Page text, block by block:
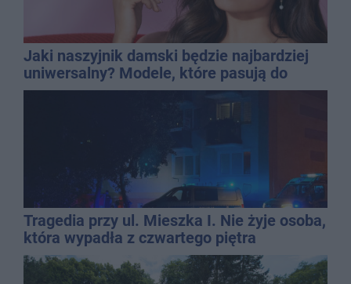
Jaki naszyjnik damski będzie najbardziej
uniwersalny? Modele, które pasują do
wielu stylizacji
Tragedia przy ul. Mieszka I. Nie żyje osoba,
która wypadła z czwartego piętra